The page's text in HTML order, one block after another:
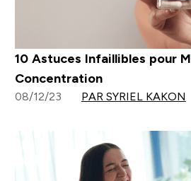
10 Astuces Infaillibles pour
Concentration
08/12/23 PAR SYRIEL KAKON